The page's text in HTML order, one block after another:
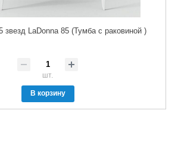
звезд LaDonna 85 (Тумба с раковиной )
шт.
В корзину